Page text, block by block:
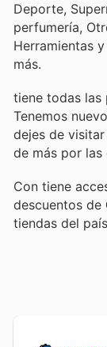
Deporte,
perfumería,
Herramientas
más.
tiene todas las
Tenemos
dejes de visitar
de más por las
Con tiene
descuentos de
tiendas del